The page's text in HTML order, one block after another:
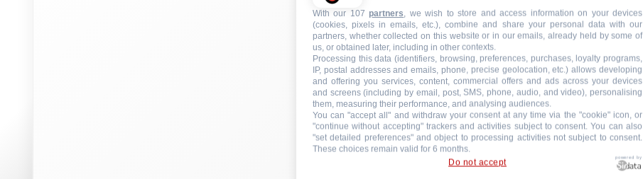
With our 107 partners , we wish to store and access information on your devices
(cookies, pixels in emails, etc.), combine and share your personal data with our
partners, whether collected on this website or in our emails, already held by some of
us, or obtained later, including in other contexts.
Processing this data (identifiers, browsing, preferences, purchases, loyalty programs,
IP, postal addresses and emails, phone, precise geolocation, etc.) allows developing
and offering you services, content, commercial offers and ads across your devices
and screens (including by email, post, SMS, phone, audio, and video), personalising
them, measuring their performance, and analysing audiences.
You can "accept all" and withdraw your consent at any time via the "cookie" icon, or
"continue without accepting" trackers and activities subject to consent. You can also
"set detailed preferences" and object to processing activities not subject to consent.
These choices remain valid for 6 months.
Do not accept
powered by